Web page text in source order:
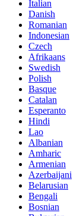
Italian
Danish
Romanian
Indonesian
Czech
Afrikaans
Swedish
Polish
Basque
Catalan
Esperanto
Hindi
Lao
Albanian
Amharic
Armenian
Azerbaijani
Belarusian
Bengali
Bosnian